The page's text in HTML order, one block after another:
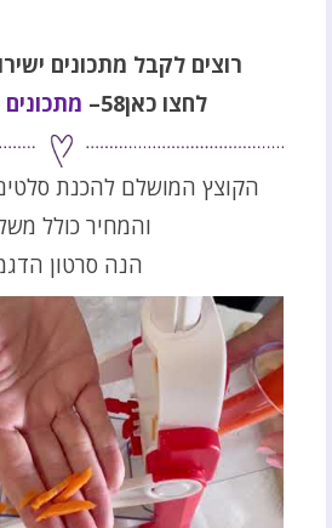
רוצים לקבל מתכונים
לחצו כאן58–
הקוצץ המושלם להכנת
והמחיר כולל
הנה סרטון